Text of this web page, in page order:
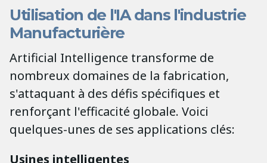
Utilisation de l'IA dans l'industrie
Manufacturière
Artificial Intelligence transforme de
nombreux domaines de la fabrication,
s'attaquant à des défis spécifiques et
renforçant l'efficacité globale. Voici
quelques-unes de ses applications clés:
Usines intelligentes